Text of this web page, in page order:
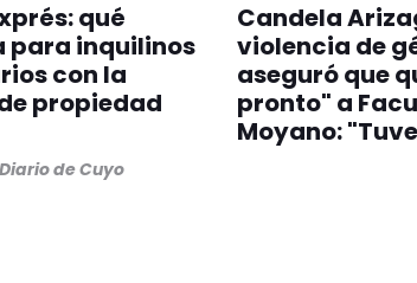
qué
inquilinos
con la
propiedad
de Cuyo
Candela
violencia de
aseguró que
pronto" a
Moyano: